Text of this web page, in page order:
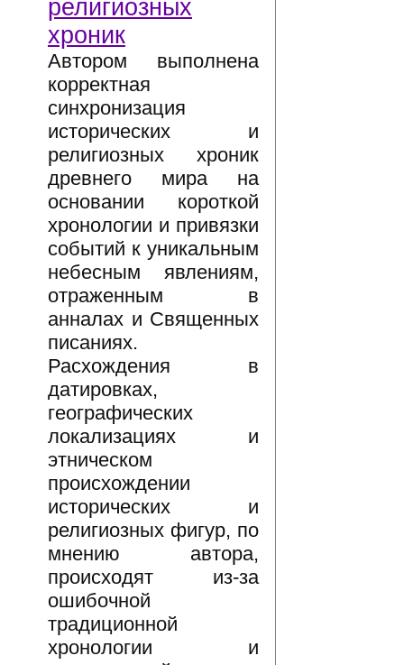
религиозных
хроник
Автором выполнена
корректная
синхронизация
исторических и
религиозных хроник
древнего мира на
основании короткой
хронологии и привязки
событий к уникальным
небесным явлениям,
отраженным в
анналах и Священных
писаниях.
Расхождения в
датировках,
географических
локализациях и
этническом
происхождении
исторических и
религиозных фигур, по
мнению автора,
происходят из-за
ошибочной
традиционной
хронологии и